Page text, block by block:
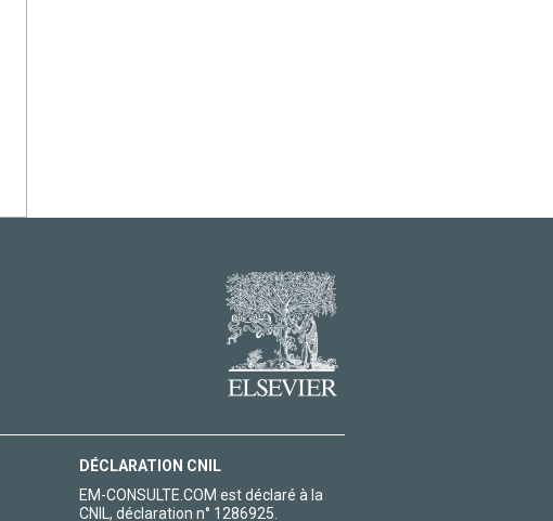
DÉCLARATION CNIL
EM-CONSULTE.COM est déclaré à la
CNIL, déclaration n° 1286925.